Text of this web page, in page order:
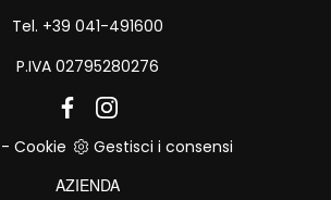
Tel. +39 041-491600
P.IVA 02795280276
Cookie
Gestisci i consensi
AZIENDA